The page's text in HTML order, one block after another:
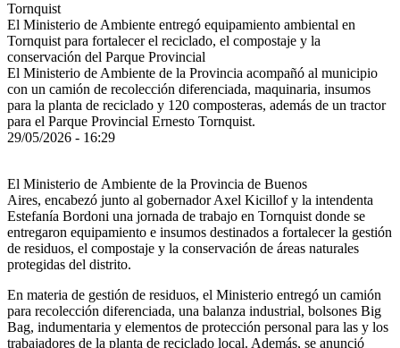
Tornquist
El Ministerio de Ambiente entregó equipamiento ambiental en
Tornquist para fortalecer el reciclado, el compostaje y la
conservación del Parque Provincial
El Ministerio de Ambiente de la Provincia acompañó al municipio
con un camión de recolección diferenciada, maquinaria, insumos
para la planta de reciclado y 120 composteras, además de un tractor
para el Parque Provincial Ernesto Tornquist.
29/05/2026 - 16:29
El Ministerio de Ambiente de la Provincia de Buenos
Aires, encabezó junto al gobernador Axel Kicillof y la intendenta
Estefanía Bordoni una jornada de trabajo en Tornquist donde se
entregaron equipamiento e insumos destinados a fortalecer la gestión
de residuos, el compostaje y la conservación de áreas naturales
protegidas del distrito.
En materia de gestión de residuos, el Ministerio entregó un camión
para recolección diferenciada, una balanza industrial, bolsones Big
Bag, indumentaria y elementos de protección personal para las y los
trabajadores de la planta de reciclado local. Además, se anunció